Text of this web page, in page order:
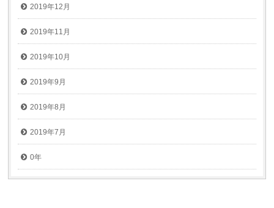
2019年12月
2019年11月
2019年10月
2019年9月
2019年8月
2019年7月
0年